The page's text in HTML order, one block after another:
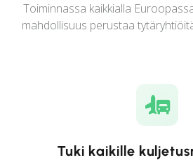
Toiminnassa kaikkialla
mahdollisuus perustaa
Tuki kaikille